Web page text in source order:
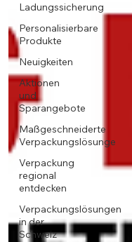
Ladungssicherung
Personalisierbare
Produkte
Neuigkeiten
Aktionen
und
Sparangebote
Maßgeschneiderte
Verpackungslösunge
Verpackung
regional
entdecken
Verpackungslösungen
in der
Schweiz